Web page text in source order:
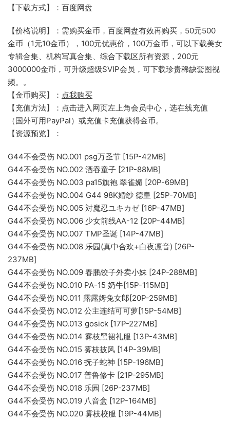
【下载方式】：百度网盘
【价格说明】：需购买金币，百度网盘有效再购买，50元500
金币（1元10金币），100元优惠价，100万金币，可以下载美女
专辑合集、机构写真合集、综合下载区所有资源，200元
3000000金币，可升级超级SVIP会员，可下载珍贵稀缺套图视
频。。
【金币购买】： 点我购买
【充值方法】：点击进入网页左上角会员中心，选在线充值
（国外可用PayPal）或充值卡充值获得金币。
【资源预览】：
G44不会受伤 NO.001 psg万圣节 [15P-42MB]
G44不会受伤 NO.002 酒吞童子 [21P-88MB]
G44不会受伤 NO.003 pa15旗袍 翠雀媚 [20P-69MB]
G44不会受伤 NO.004 G44 98K婚纱 德皇 [25P-70MB]
G44不会受伤 NO.005 対魔忍ユキカゼ [16P-47MB]
G44不会受伤 NO.006 少女前线AA-12 [20P-44MB]
G44不会受伤 NO.007 TMP圣诞 [14P-47MB]
G44不会受伤 NO.008 乐园(真中合欢+白夜凛音) [26P-
237MB]
G44不会受伤 NO.009 春鹏饺子外卖小妹 [24P-288MB]
G44不会受伤 NO.010 PA-15 奶牛[15P-115MB]
G44不会受伤 NO.011 露露姆兔女郎[20P-259MB]
G44不会受伤 NO.012 公主连结可可萝[15P-54MB]
G44不会受伤 NO.013 gosick [17P-227MB]
G44不会受伤 NO.014 雾枝黑裙礼服 [13P-43MB]
G44不会受伤 NO.015 雾枝披风 [14P-39MB]
G44不会受伤 NO.016 抚子蛇神 [15P-196MB]
G44不会受伤 NO.017 普鲁修卡 [21P-295MB]
G44不会受伤 NO.018 乐园 [26P-237MB]
G44不会受伤 NO.019 八音盒 [12P-164MB]
G44不会受伤 NO.020 雾枝校服 [19P-44MB]